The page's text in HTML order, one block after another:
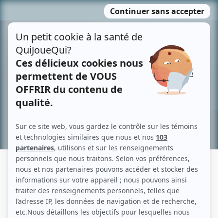
MENU
contenu
Recherche avancée »
LAURENCE BOILEAU
Liens
Fiche de Laurence Boileau sur Showbizz.net